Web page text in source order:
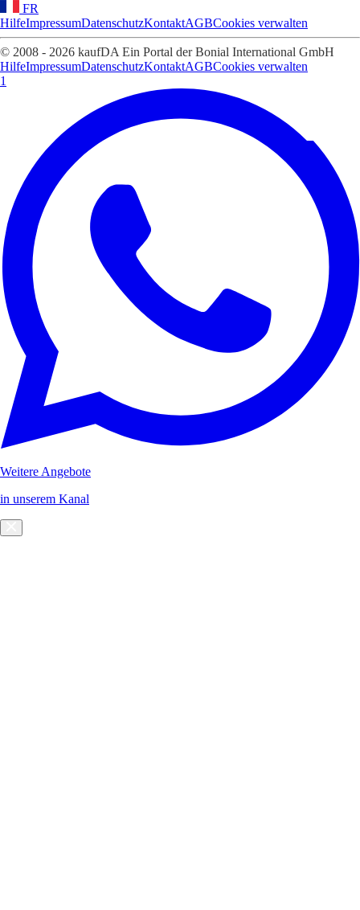
FR
HilfeImpressumDatenschutzKontaktAGBCookies verwalten
© 2008 - 2026 kaufDA Ein Portal der Bonial International GmbH
HilfeImpressumDatenschutzKontaktAGBCookies verwalten
1
Weitere Angebote
in unserem Kanal